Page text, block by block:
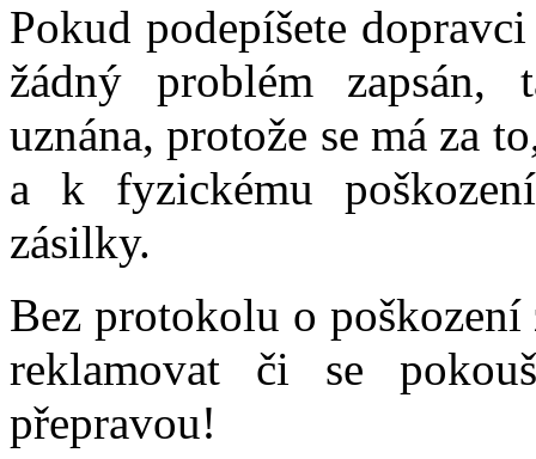
Pokud podepíšete
žádný problém zapsán,
uznána, protože se má za
a k fyzickému
zásilky.
Bez protokolu o
reklamovat či se
přepravou!